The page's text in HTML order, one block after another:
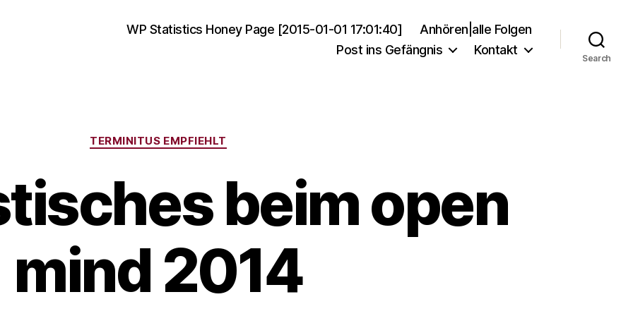
WP Statistics Honey Page [2015-01-01 17:01:40]
Anhören|alle Folgen
Post ins Gefängnis
Kontakt
Search
Categories
TERMINITUS EMPFIEHLT
beim open
mind 2014